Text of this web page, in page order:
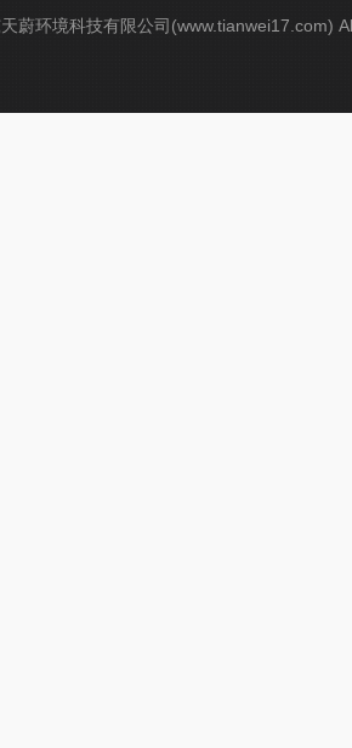
蔚环境科技有限公司(www.tianwei17.com)